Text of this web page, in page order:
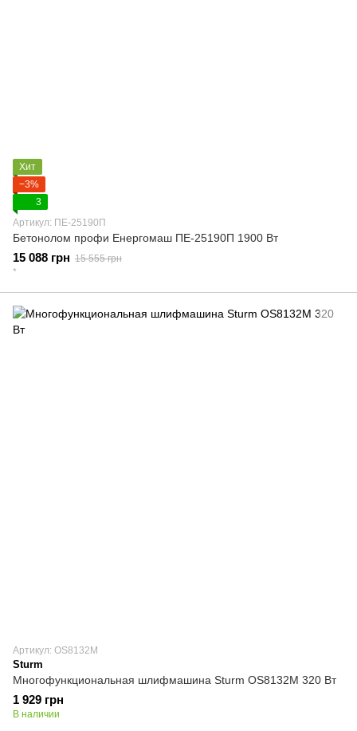
Хит
−3%
3
Артикул: ПЕ-25190П
Бетонолом профи Енергомаш ПЕ-25190П 1900 Вт
15 088 грн 15 555 грн
*
Артикул: OS8132M
Sturm
Многофункциональная шлифмашина Sturm OS8132M 320 Вт
1 929 грн
В наличии